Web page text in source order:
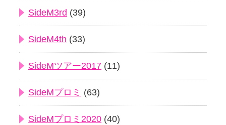
SideM3rd (39)
SideM4th (33)
SideMツアー2017 (11)
SideMプロミ (63)
SideMプロミ2020 (40)